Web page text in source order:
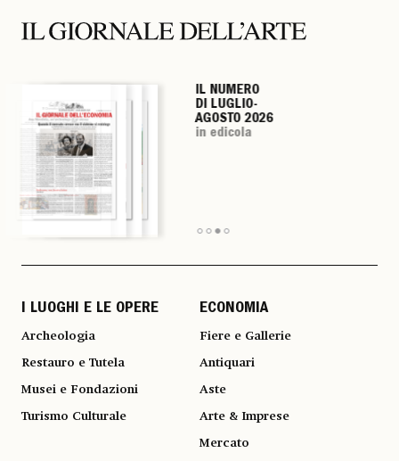
IL NUMERO
DI LUGLIO-
AGOSTO 2026
in edicola
IL NUMERO
DI LUGLIO-
AGOSTO 2026
in edicola
IL NUMERO
DI LUGLIO-
AGOSTO 2026
in edicola
IL NUMERO
DI LUGLIO-
AGOSTO 2026
in edicola
I LUOGHI E LE OPERE
Archeologia
Restauro e Tutela
Musei e Fondazioni
Turismo Culturale
ECONOMIA
Fiere e Gallerie
Antiquari
Aste
Arte & Imprese
Mercato